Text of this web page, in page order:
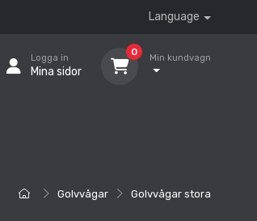
Language
Logga in
Mina sidor
0
Min kundvagn
Golvvågar Golvvågar stora